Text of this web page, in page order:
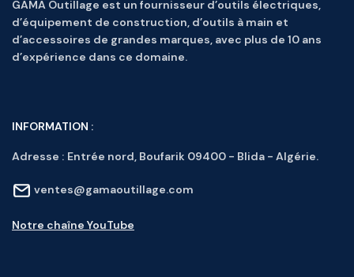
GAMA Outillage est un fournisseur d’outils électriques,
d’équipement de construction, d’outils à main et
d’accessoires de grandes marques, avec plus de 10 ans
d’expérience dans ce domaine.
INFORMATION :
Adresse : Entrée nord, Boufarik 09400 - Blida - Algérie.
ventes@gamaoutillage.com
Notre chaîne YouTube